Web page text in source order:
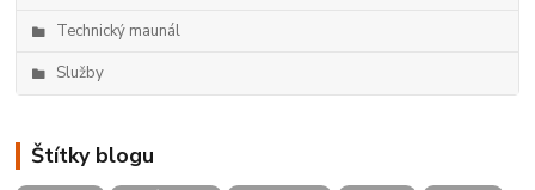
Technický maunál
Služby
Štítky blogu